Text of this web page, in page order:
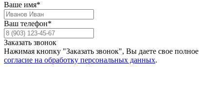
Ваше имя*
Ваш телефон*
Заказать звонок
Нажимая кнопку "Заказать звонок", Вы даете свое полное
согласие на обработку персональных данных.